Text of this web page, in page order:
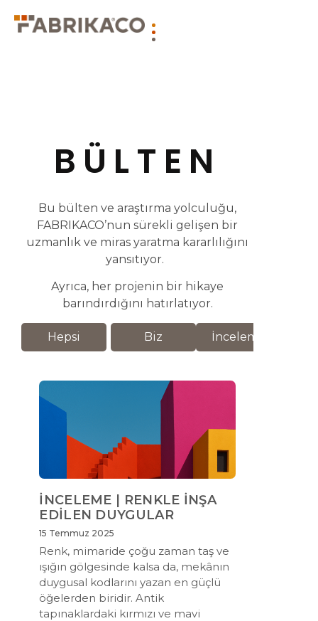
BÜLTEN
Bu bülten ve araştırma yolculuğu,
FABRIKACO’nun sürekli gelişen bir
uzmanlık ve miras yaratma kararlılığını
yansıtıyor.
Ayrıca, her projenin bir hikaye
barındırdığını hatırlatıyor.
Hepsi Biz İnceleme
İNCELEME | RENKLE İNŞA
EDİLEN DUYGULAR
15 Temmuz 2025
Renk, mimaride çoğu zaman taş ve
ışığın gölgesinde kalsa da, mekânın
duygusal kodlarını yazan en güçlü
öğelerden biridir. Antik
tapınaklardaki kırmızı ve mavi